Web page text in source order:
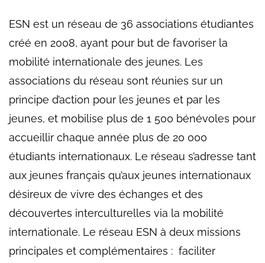
ESN est un réseau de 36 associations étudiantes
créé en 2008, ayant pour but de favoriser la
mobilité internationale des jeunes. Les
associations du réseau sont réunies sur un
principe d’action pour les jeunes et par les
jeunes, et mobilise plus de 1 500 bénévoles pour
accueillir chaque année plus de 20 000
étudiants internationaux. Le réseau s’adresse tant
aux jeunes français qu’aux jeunes internationaux
désireux de vivre des échanges et des
découvertes interculturelles via la mobilité
internationale. Le réseau ESN à deux missions
principales et complémentaires : faciliter